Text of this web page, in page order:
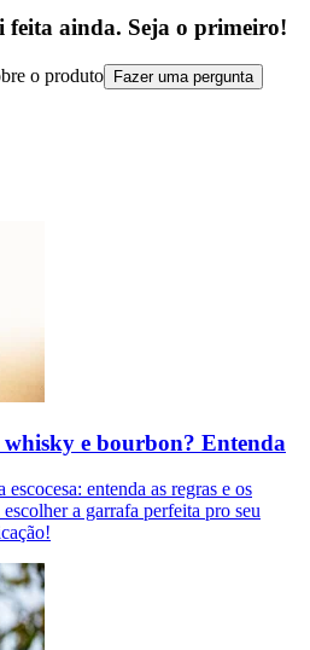
feita ainda. Seja o primeiro!
o produto Fazer uma pergunta
e bourbon? Entenda
entenda as regras e os
a garrafa perfeita pro seu